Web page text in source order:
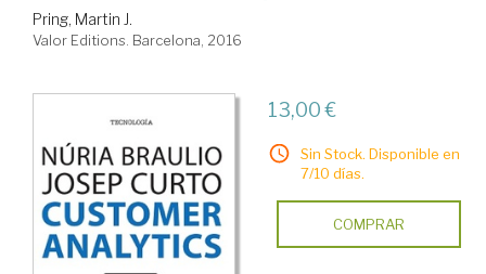
Pring, Martin J.
Valor Editions. Barcelona, 2016
13,00 €
Sin Stock. Disponible en
7/10 días.
COMPRAR